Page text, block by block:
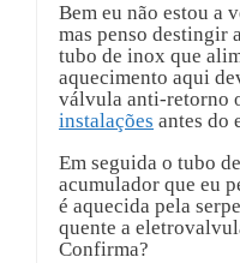
Bem eu não estou a
mas penso destingir
tubo de inox que
aquecimento aqui
válvula anti-retorno
instalações antes do
Em seguida o tubo
acumulador que eu
é aquecida pela
quente a
Confirma?